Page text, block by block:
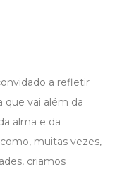
a refletir
que vai além da
alma e da
muitas vezes,
criamos